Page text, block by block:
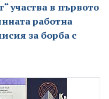
участва в първото
работна
за борба с